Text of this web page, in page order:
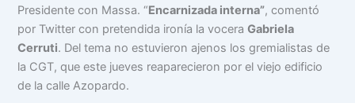
Presidente con Massa. “Encarnizada interna”, comentó
por Twitter con pretendida ironía la voceraGabriela
Cerruti. Del tema no estuvieron ajenos los gremialistas de
la CGT, que este jueves reaparecieron por el viejo edificio
de la calle Azopardo.